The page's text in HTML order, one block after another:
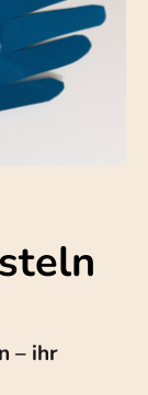
– ihr